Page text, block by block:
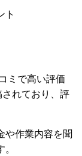
ト
ミで高い評価
れており、評
や作業内容を聞